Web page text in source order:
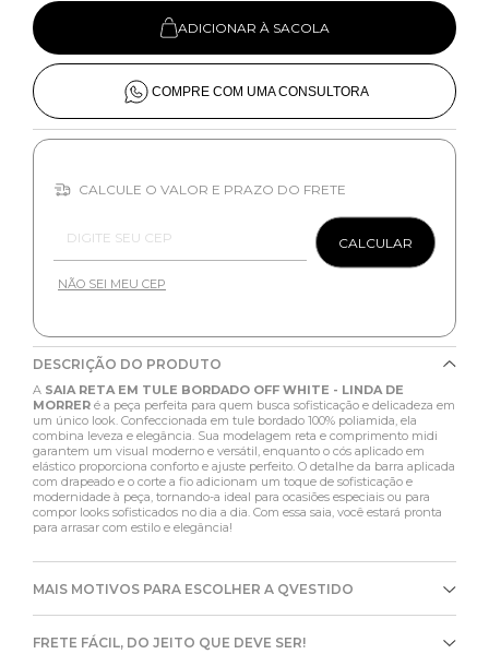
ADICIONAR À SACOLA
COMPRE COM UMA CONSULTORA
CALCULE O VALOR E PRAZO DO FRETE
CALCULAR
NÃO SEI MEU CEP
DESCRIÇÃO DO PRODUTO
A SAIA RETA EM TULE BORDADO OFF WHITE - LINDA DE
MORRER é a peça perfeita para quem busca sofisticação e delicadeza em
um único look. Confeccionada em tule bordado 100% poliamida, ela
combina leveza e elegância. Sua modelagem reta e comprimento midi
garantem um visual moderno e versátil, enquanto o cós aplicado em
elástico proporciona conforto e ajuste perfeito. O detalhe da barra aplicada
com drapeado e o corte a fio adicionam um toque de sofisticação e
modernidade à peça, tornando-a ideal para ocasiões especiais ou para
compor looks sofisticados no dia a dia. Com essa saia, você estará pronta
para arrasar com estilo e elegância!
MAIS MOTIVOS PARA ESCOLHER A QVESTIDO
FRETE FÁCIL, DO JEITO QUE DEVE SER!